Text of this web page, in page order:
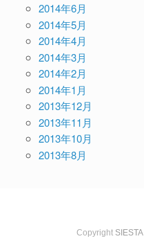
2014年6月
2014年5月
2014年4月
2014年3月
2014年2月
2014年1月
2013年12月
2013年11月
2013年10月
2013年8月
CopyrightSIESTA